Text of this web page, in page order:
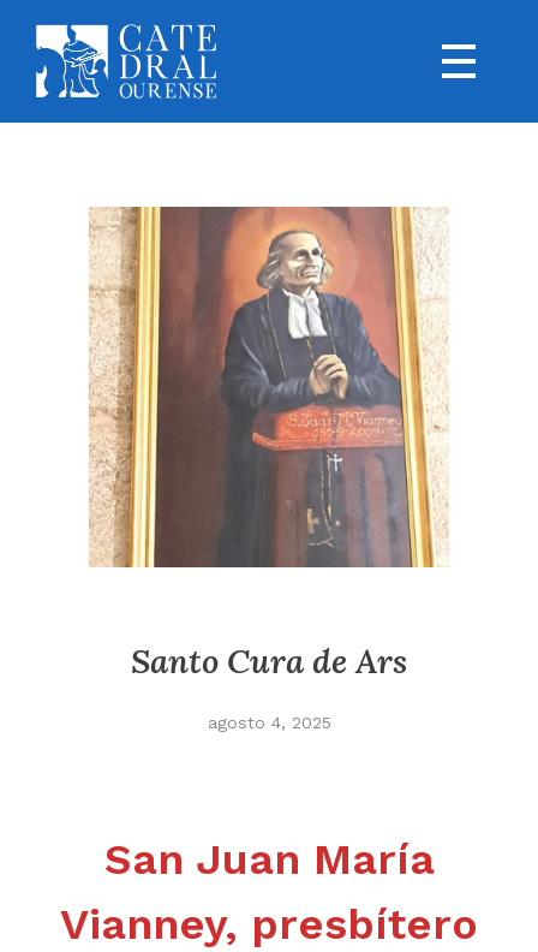
Santo Cura de Ars
agosto 4, 2025
San Juan María
Vianney, presbítero